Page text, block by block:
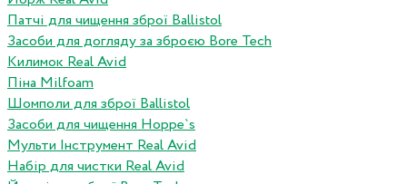
Патчі для чищення зброї Ballistol
Засоби для догляду за зброєю Bore Tech
Килимок Real Avid
Піна Milfoam
Шомполи для зброї Ballistol
Засоби для чищення Hoppe`s
Мульти Інструмент Real Avid
Набір для чистки Real Avid